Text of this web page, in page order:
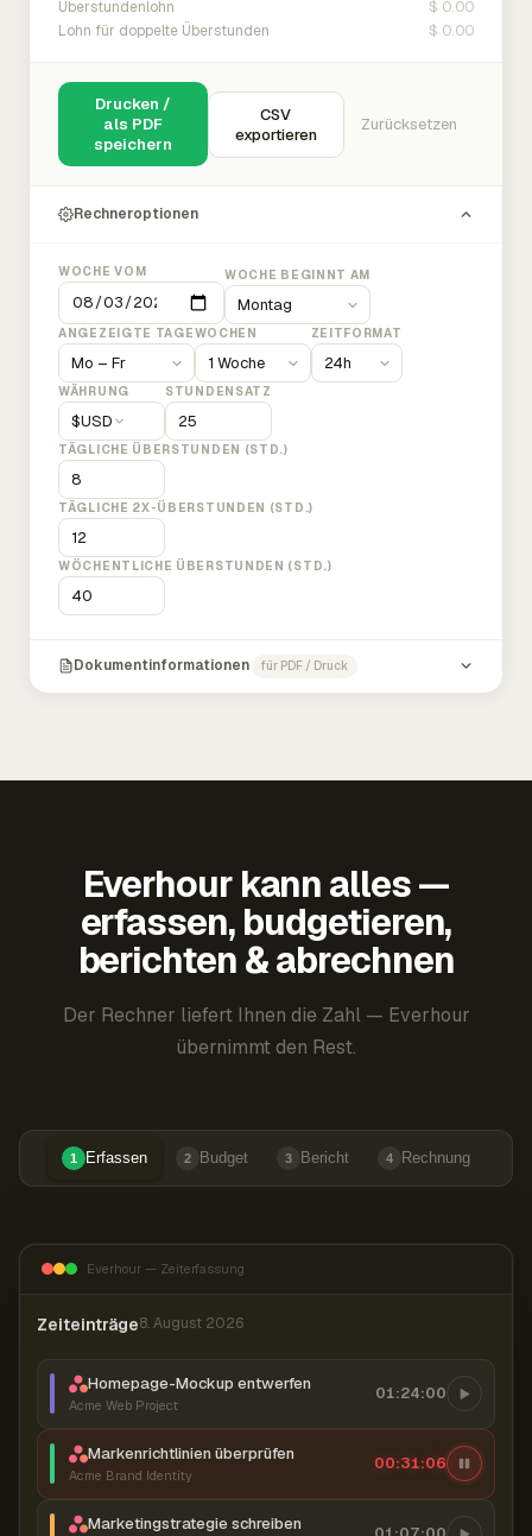
Überstundenlohn $ 0.00
Lohn für doppelte Überstunden $ 0.00
Drucken /
als PDF
speichern
CSV
exportieren
Zurücksetzen
Rechneroptionen
WOCHE VOM WOCHE BEGINNT AM
ANGEZEIGTE TAGEWOCHEN ZEITFORMAT
WÄHRUNG
$USD
STUNDENSATZ
TÄGLICHE ÜBERSTUNDEN (STD.)
TÄGLICHE 2X-ÜBERSTUNDEN (STD.)
WÖCHENTLICHE ÜBERSTUNDEN (STD.)
Dokumentinformationen für PDF / Druck
Everhour kann alles —
erfassen, budgetieren,
berichten & abrechnen
Der Rechner liefert Ihnen die Zahl — Everhour
übernimmt den Rest.
1 Erfassen 2 Budget 3 Bericht 4 Rechnung
Everhour — Zeiterfassung
Zeiteinträge8. August 2026
Homepage-Mockup entwerfen
Acme Web Project
01:24:00
Markenrichtlinien überprüfen
Acme Brand Identity
00:31:07
Marketingstrategie schreiben